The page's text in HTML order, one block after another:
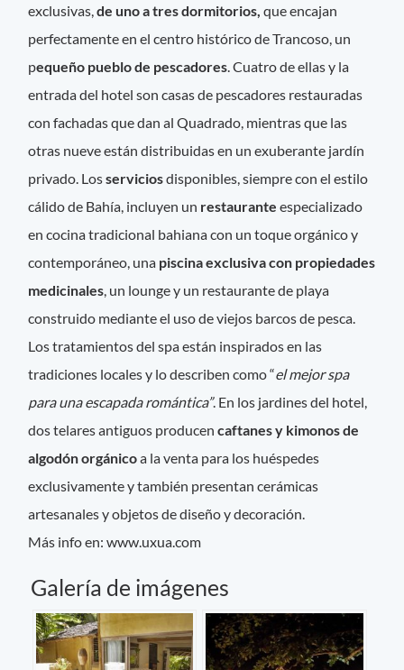
exclusivas,de uno a tres dormitorios, que encajan
perfectamente en el centro histórico de Trancoso, un
pequeño pueblo de pescadores . Cuatro de ellas y la
entrada del hotel son casas de pescadores restauradas
con fachadas que dan al Quadrado, mientras que las
otras nueve están distribuidas en un exuberante jardín
privado. Losserviciosdisponibles, siempre con el estilo
cálido de Bahía, incluyen un restauranteespecializado
en cocina tradicional bahiana con un toque orgánico y
contemporáneo, una piscina exclusiva con propiedades
medicinales , un lounge y un restaurante de playa
construido mediante el uso de viejos barcos de pesca.
Los tratamientos del spa están inspirados en las
tradiciones locales y lo describen como “el mejor spa
para una escapada romántica”. En los jardines del hotel,
dos telares antiguos producencaftanes y kimonos de
algodón orgánicoa la venta para los huéspedes
exclusivamente y también presentan cerámicas
artesanales y objetos de diseño y decoración.
Más info en: www.uxua.com
Galería de imágenes